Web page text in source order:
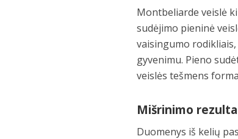
Montbeliarde veislė
sudėjimo pieninė
vaisingumo
gyvenimu. Pieno
veislės tešmens
Mišrinimo
Duomenys iš kelių